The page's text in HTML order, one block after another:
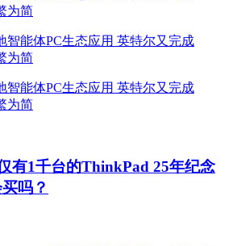
有1千台的ThinkPad 25年纪念
吗？